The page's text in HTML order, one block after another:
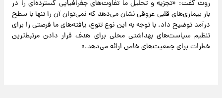
روث گفت: «تجزیه و تحلیل ما تفاوت‌های جغرافیایی گسترده‌ای را در
بار بیماری‌های قلبی عروقی نشان می‌دهد که نمی‌توان آن را تنها با سطح
درآمد توضیح داد. با توجه به این نوع تنوع، یافته‌های ما فرصتی را برای
تنظیم سیاست‌های بهداشتی محلی برای هدف قرار دادن مرتبط‌ترین
خطرات برای جمعیت‌های خاص ارائه می‌دهد.»